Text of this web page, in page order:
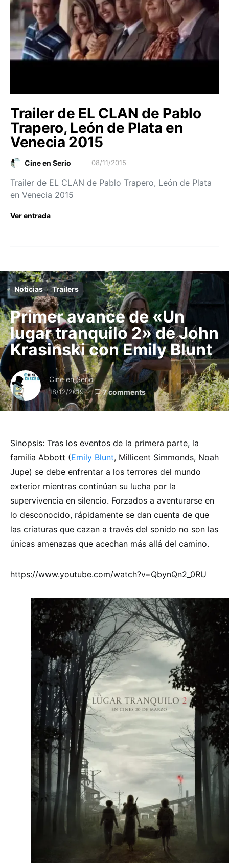
Trailer de EL CLAN de Pablo
Trapero, León de Plata en
Venecia 2015
Cine en Serio 08/11/2015
Trailer de EL CLAN de Pablo Trapero, León de Plata
en Venecia 2015
Ver entrada
Noticias Trailers
Primer avance de «Un
lugar tranquilo 2» de John
Krasinski con Emily Blunt
Cine en Serio
18/12/2019 7 comments
Sinopsis: Tras los eventos de la primera parte, la
familia Abbott (Emily Blunt, Millicent Simmonds, Noah
Jupe) se debe enfrentar a los terrores del mundo
exterior mientras continúan su lucha por la
supervivencia en silencio. Forzados a aventurarse en
lo desconocido, rápidamente se dan cuenta de que
las criaturas que cazan a través del sonido no son las
únicas amenazas que acechan más allá del camino.
https://www.youtube.com/watch?v=QbynQn2_0RU